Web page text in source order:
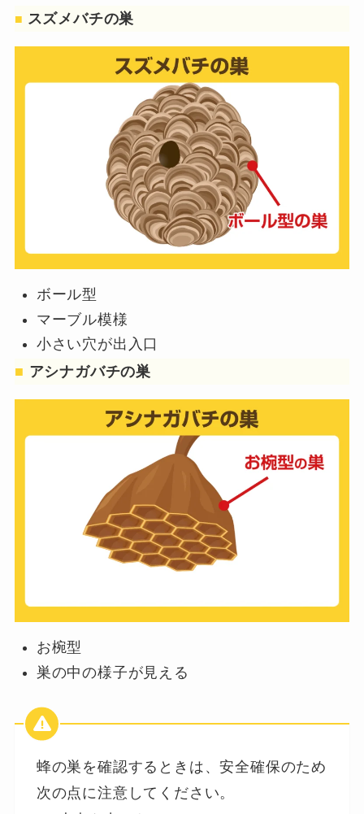
■ スズメバチの巣
ボール型
マーブル模様
小さい穴が出入口
■ アシナガバチの巣
お椀型
巣の中の様子が見える
蜂の巣を確認するときは、安全確保のため
次の点に注意してください。